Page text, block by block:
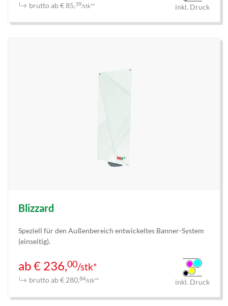
brutto ab € 85,39/stk** inkl. Druck
Blizzard
Speziell für den Außenbereich entwickeltes Banner-System
(einseitig).
ab € 236,00/stk*
brutto ab € 280,84/stk** inkl. Druck